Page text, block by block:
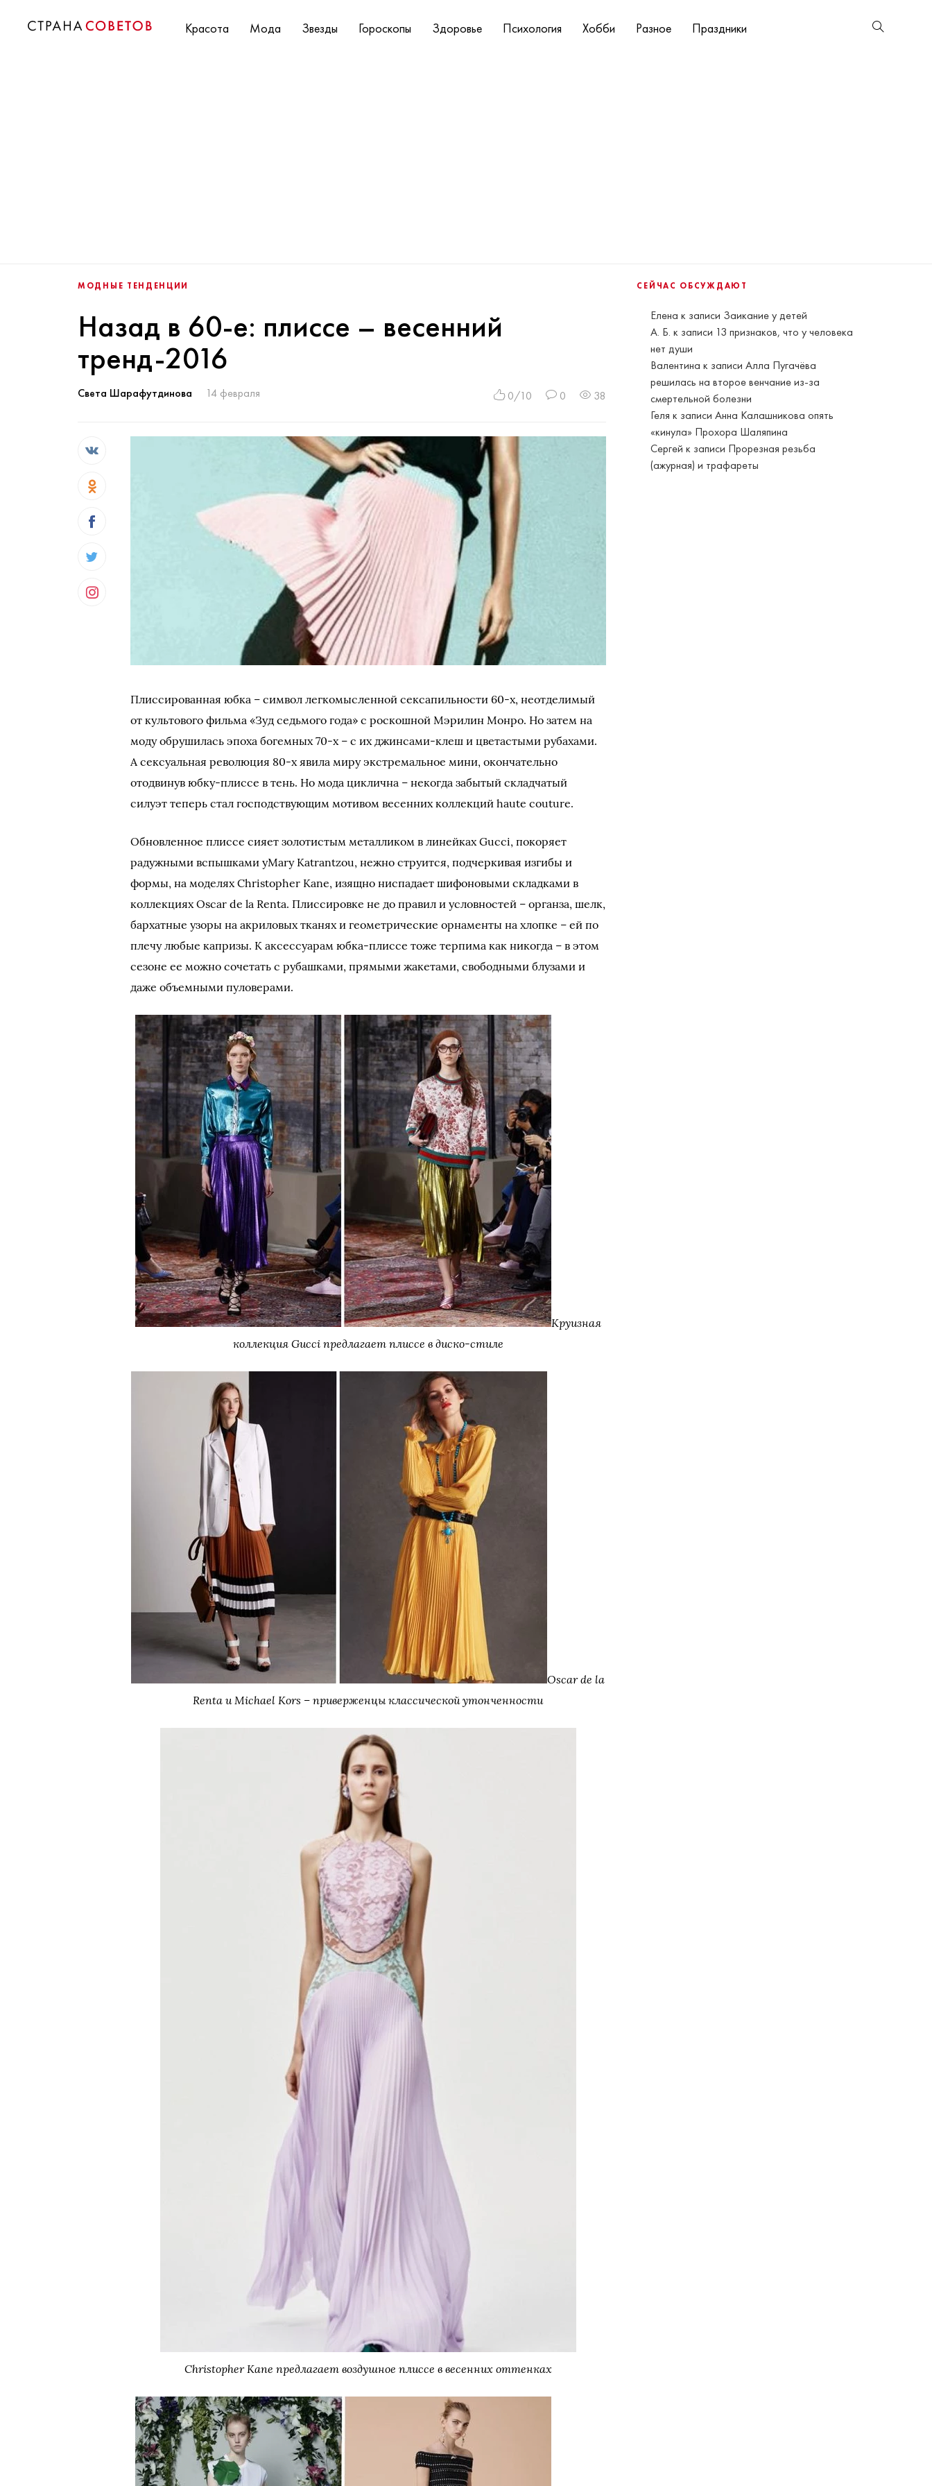
Красота Мода Звезды Гороскопы Здоровье Психология Хобби Разное Праздники
СЕЙЧАС ОБСУЖДАЮТ
Елена к записи Заикание у детей
А. Б. к записи 13 признаков, что у человека
нет души
Валентина к записиАлла Пугачёва
решилась на второе венчание из-за
смертельной болезни
Геля к записиАнна Калашникова опять
«кинула» Прохора Шаляпина
Сергей к записи Прорезная резьба
(ажурная) и трафареты
МОДНЫЕ ТЕНДЕНЦИИ
Назад в 60-е: плиссе – весенний
тренд-2016
Света Шарафутдинова 14 февраля 0/10 0 38
Плиссированная юбка – символ легкомысленной сексапильности 60-х, неотделимый
от культового фильма «Зуд седьмого года» с роскошной Мэрилин Монро. Но затем на
моду обрушилась эпоха богемных 70-х – с их джинсами-клеш и цветастыми рубахами.
А сексуальная революция 80-х явила миру экстремальное мини, окончательно
отодвинув юбку-плиссе в тень. Но мода циклична – некогда забытый складчатый
силуэт теперь стал господствующим мотивом весенних коллекций haute couture.
Обновленное плиссе сияет золотистым металликом в линейках Gucci, покоряет
радужными вспышками уMary Katrantzou, нежно струится, подчеркивая изгибы и
формы, на моделях Christopher Kane, изящно ниспадает шифоновыми складками в
коллекциях Oscar de la Renta. Плиссировке не до правил и условностей – органза, шелк,
бархатные узоры на акриловых тканях и геометрические орнаменты на хлопке – ей по
плечу любые капризы. К аксессуарам юбка-плиссе тоже терпима как никогда – в этом
сезоне ее можно сочетать с рубашками, прямыми жакетами, свободными блузами и
даже объемными пуловерами.
Круизная
коллекция Gucci предлагает плиссе в диско-стиле
Oscar de la
Renta и Michael Kors – приверженцы классической утонченности
Christopher Kane предлагает воздушное плиссе в весенних оттенках